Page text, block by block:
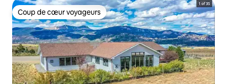
Coup de cœur voyageurs
Coup de cœur voyageurs